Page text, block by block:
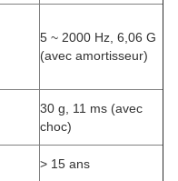
5 ~ 2000 Hz, 6,06 G
(avec amortisseur)
30 g, 11 ms (avec
choc)
> 15 ans